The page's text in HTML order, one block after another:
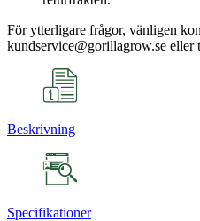
För ytterligare frågor, vänligen
kundservice@gorillagrow.se eller
Beskrivning
Specifikationer